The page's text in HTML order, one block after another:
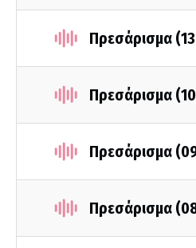
Πρεσάρισμα
Πρεσάρισμα
Πρεσάρισμα
Πρεσάρισμα